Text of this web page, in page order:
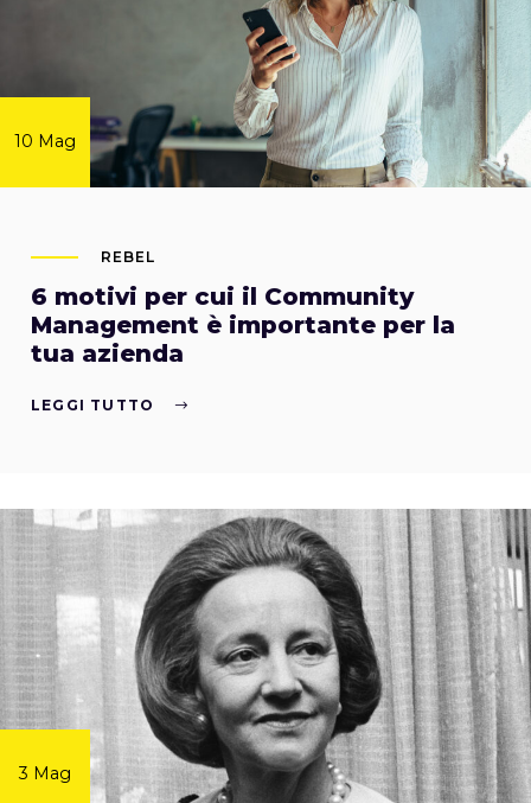
10 Mag
REBEL
6 motivi per cui il Community
Management è importante per la
tua azienda
LEGGI TUTTO
3 Mag